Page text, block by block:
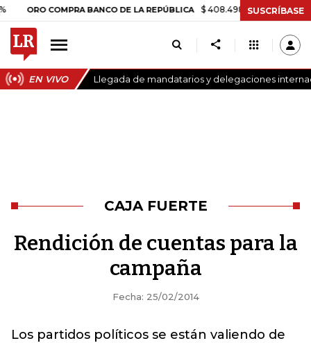
COMPRA BANCO DE LA REPÚBLICA $ 408.498,97 +$ 8.753,81
SUSCRÍBASE
EN VIVO Llegada de mandatarios y delegaciones
CAJA FUERTE
Rendición de cuentas para la
campaña
Fecha: 25/02/2014
Los partidos políticos se están valiendo de